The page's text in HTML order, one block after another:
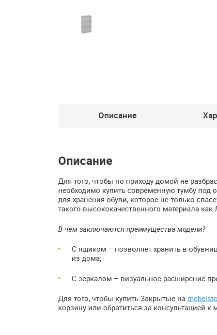
Описание
Описание
Для того, чтобы по приходу домой не
необходимо купить современную тумбу под
для хранения обуви, которое не только
такого высококачественного материала как
В чем заключаются преимущества модели?
С ящиком – позволяет хранить в
из дома;
С зеркалом – визуальное расширение
Для того, чтобы купить Закрытые на
корзину или обратиться за консультацией